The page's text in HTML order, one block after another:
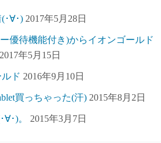
･∀･) 2017年5月28日
優待機能付き)からイオンゴールド
2017年5月15日
ルド 2016年9月10日
買っちゃった(汗) 2015年8月2日
･)。 2015年3月7日